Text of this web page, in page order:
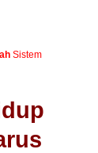
Sistem